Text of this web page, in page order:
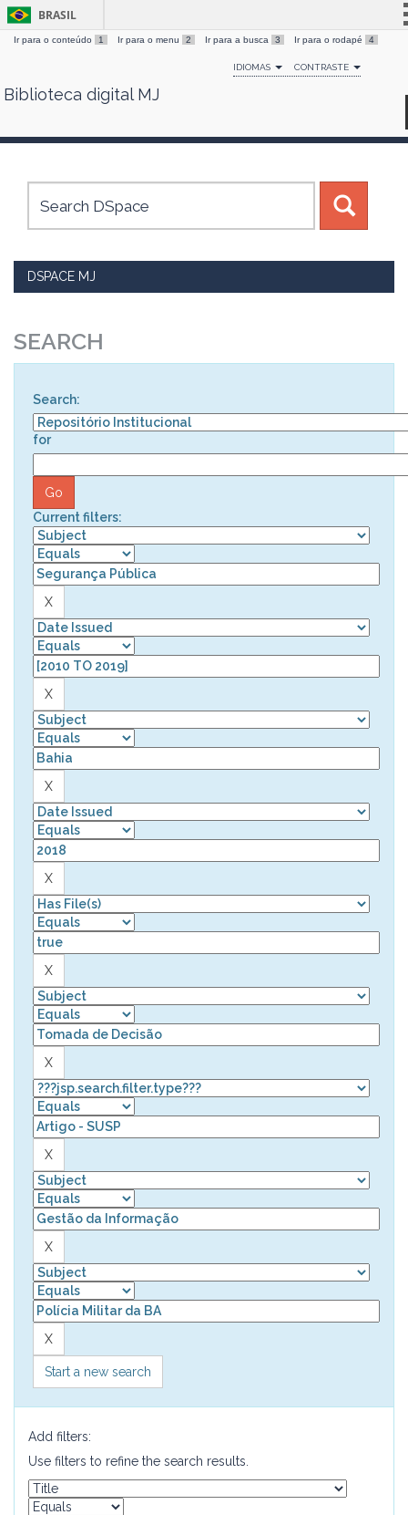
Skip
BRASIL
Simplifique!
Comunica BR
Canais
Ir para o conteúdo 1 Ir para o menu 2 Ir para a busca 3 Ir para o rodapé 4
IDIOMAS CONTRASTE
Biblioteca digital MJ
DSPACE MJ
SEARCH
Search:
for
Current filters:
Start a new search
Add filters:
Use filters to refine the search results.